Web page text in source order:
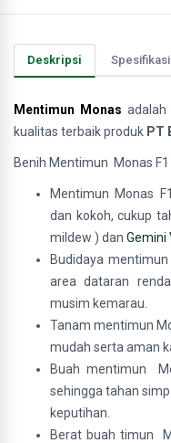
Deskripsi Spesifikasi
Mentimun Monas
kualitas terbaik produk PT
Benih Mentimun Monas
Mentimun Monas
dan kokoh, cukup
mildew ) dan Gemini
Budidaya
area dataran
musim kemarau.
Tanam mentimun
mudah serta aman
Buah mentimun
sehingga tahan
keputihan.
Berat buah timun